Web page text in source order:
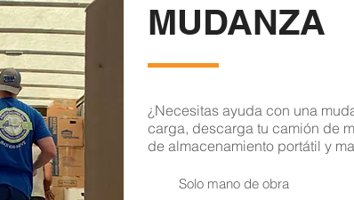
MUDANZA
¿Necesitas ayuda con una
carga, descarga tu camión de
de almacenamiento portátil y
Solo mano de obra